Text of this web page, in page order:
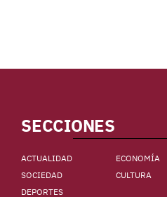
SECCIONES
ACTUALIDAD
ECONOMÍA
SOCIEDAD
CULTURA
DEPORTES